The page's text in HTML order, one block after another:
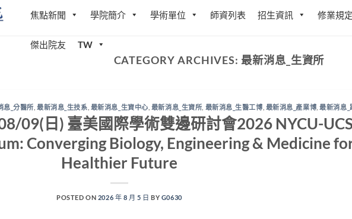
焦點新聞 學院簡介 學術單位 師資列表 招生資訊 修業規定
傑出院友 TW
CATEGORY ARCHIVES: 最新消息_生資所
息_分醫所 ,最新消息_生技系 最新消息_生資中心 最新消息_生資所 最新消息_生醫工博, 最新消息_產業博,最新消息_
09(日) 臺美國際學術雙邊研討會2026 NYCU-
Converging Biology, Engineering & Medicine
Healthier Future
POSTED ON 2026 年 8 月 5 日 BY G0630